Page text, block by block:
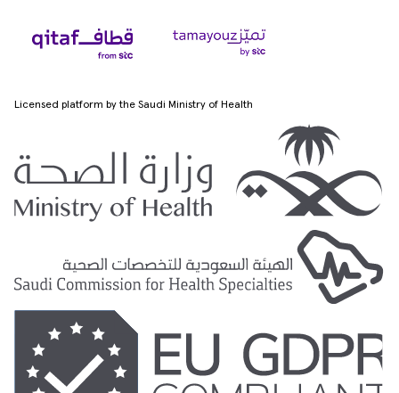
Licensed platform by the Saudi Ministry of Health